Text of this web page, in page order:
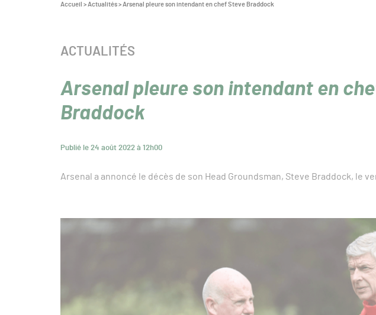
Vous
Accueil >Actualités>Arsenal pleure son intendant en chef Steve Braddock
Arsenal pleure son intendant en
Braddock
Publié le 24 août 2022 à 12h00
CATÉGORIE :
ACTUALITÉS
Arsenal a annoncé le décès de son Head Groundsman, Steve Braddock, le